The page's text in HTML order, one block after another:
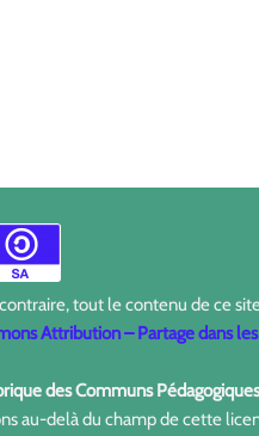
tout le contenu de ce
Attribution – Partage dans
des Communs
au-delà du champ de cette